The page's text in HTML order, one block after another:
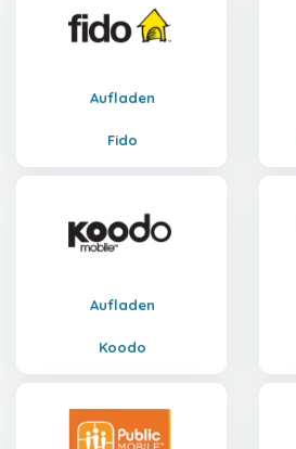
Aufladen
Fido
Aufladen
Koodo